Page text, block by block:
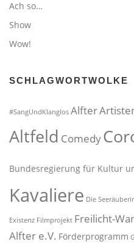
Ach so…
Show
Wow!
SCHLAGWORTWOLKE
#SangUndKlanglos Alfter
Altfeld Comedy
Bundesregierung für Kultur
Kavaliere Die
Existenz Filmprojekt Freilicht-
Alfter e.V. Förderprogramm